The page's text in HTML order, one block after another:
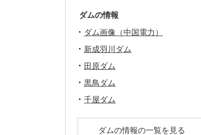
ダムの情報
ダム画像（中国電力）
新成羽川ダム
田原ダム
黒鳥ダム
千屋ダム
ダムの情報の一覧を見る